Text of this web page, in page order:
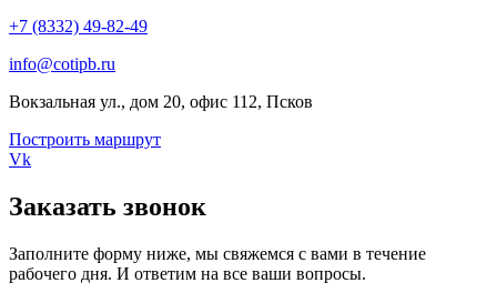
+7 (8332) 49-82-49
info@cotipb.ru
Вокзальная ул., дом 20, офис 112, Псков
Построить маршрут
Vk
Заказать звонок
Заполните форму ниже, мы свяжемся с вами в течение
рабочего дня. И ответим на все ваши вопросы.​